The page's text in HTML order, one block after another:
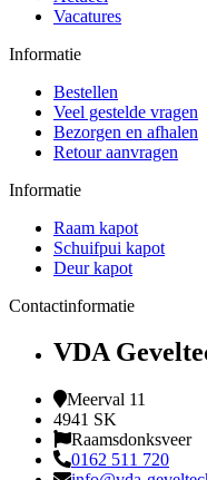
Vacatures
Informatie
Bestellen
Veel gestelde vragen
Bezorgen en afhalen
Retour aanvragen
Informatie
Raam kapot
Schuifpui kapot
Deur kapot
Contactinformatie
VDA
Meerval 11
4941 SK
Raamsdonksveer
0162 511 720